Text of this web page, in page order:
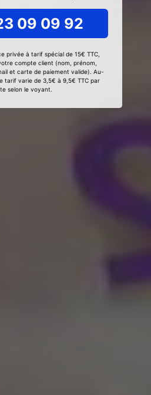
09 09 92
privée à tarif spécial de 15€ TTC,
compte client (nom, prénom,
et carte de paiement valide). Au-
tarif varie de 3,5€ à 9,5€ TTC par
selon le voyant.